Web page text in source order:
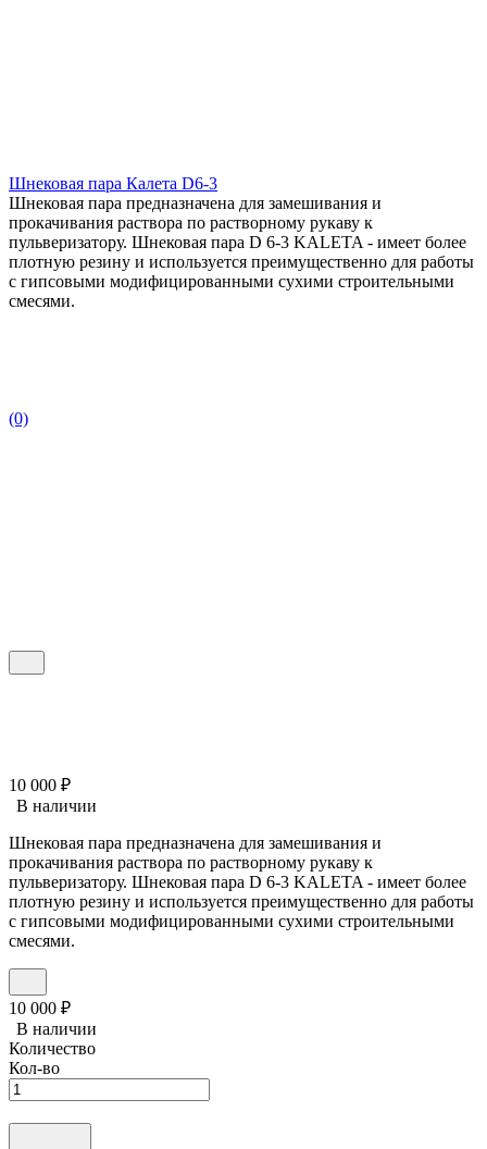
Шнековая пара Калета D6-3
Шнековая пара предназначена для замешивания и
прокачивания раствора по растворному рукаву к
пульверизатору. Шнековая пара D 6-3 KALETA - имеет более
плотную резину и используется преимущественно для работы
с гипсовыми модифицированными сухими строительными
смесями.
(0)
10 000 ₽
В наличии
Шнековая пара предназначена для замешивания и
прокачивания раствора по растворному рукаву к
пульверизатору. Шнековая пара D 6-3 KALETA - имеет более
плотную резину и используется преимущественно для работы
с гипсовыми модифицированными сухими строительными
смесями.
10 000 ₽
В наличии
Количество
Кол-во